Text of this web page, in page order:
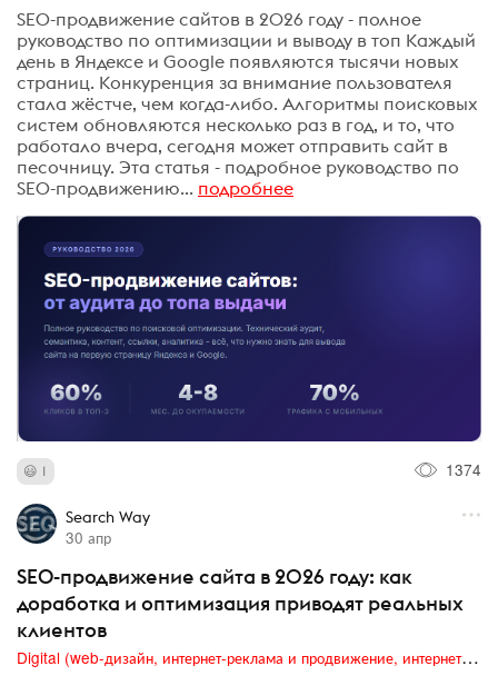
SEO-продвижение сайтов в 2026 году - полное
руководство по оптимизации и выводу в топ Каждый
день в Яндексе и Google появляются тысячи новых
страниц. Конкуренция за внимание пользователя
стала жёстче, чем когда-либо. Алгоритмы поисковых
систем обновляются несколько раз в год, и то, что
работало вчера, сегодня может отправить сайт в
песочницу. Эта статья - подробное руководство по
SEO-продвижению... подробнее
1 1374
Search Way
30 апр
SEO-продвижение сайта в 2026 году: как
доработка и оптимизация приводят реальных
клиентов
Digital (web-дизайн, интернет-реклама и продвижение, интернет-сообщества и блоги, интернет-коммуникации, мобильный маркетинг, реклама на цифровых экранах)